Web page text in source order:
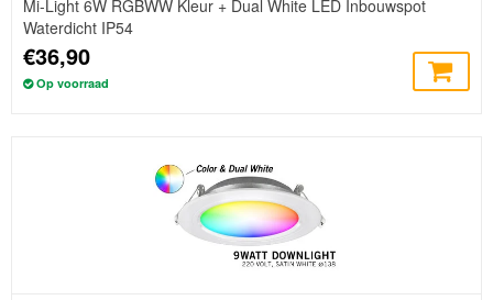
Mi-Light 6W RGBWW Kleur + Dual White LED Inbouwspot
Waterdicht IP54
€36,90
Op voorraad